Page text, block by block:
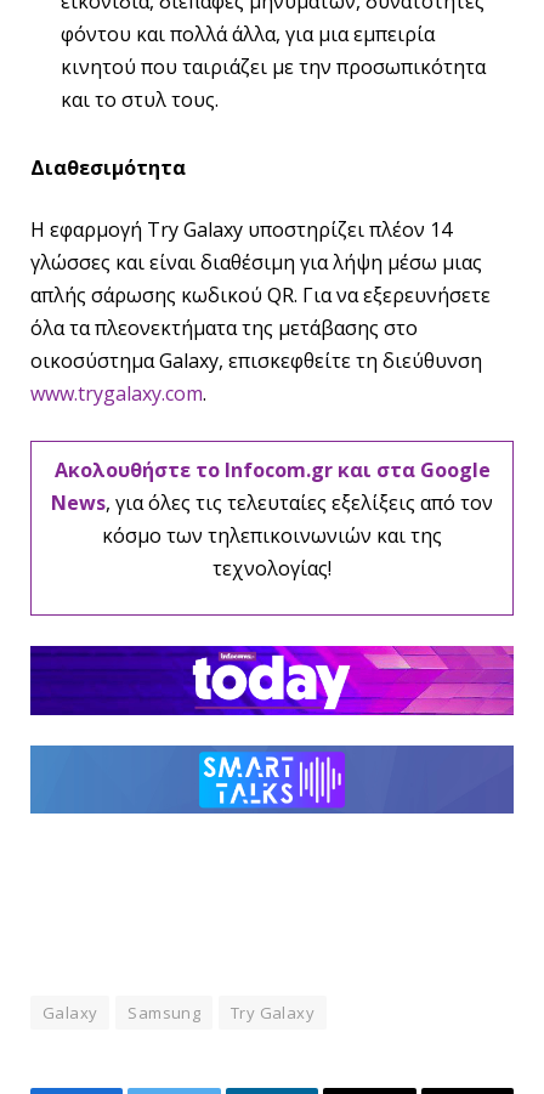
φόντου και πολλά άλλα, για μια εμπειρία
κινητού που ταιριάζει με την προσωπικότητα
και το στυλ τους.
Διαθεσιμότητα
Η εφαρμογή Try Galaxy υποστηρίζει πλέον 14
γλώσσες και είναι διαθέσιμη για λήψη μέσω μιας
απλής σάρωσης κωδικού QR. Για να εξερευνήσετε
όλα τα πλεονεκτήματα της μετάβασης στο
οικοσύστημα Galaxy, επισκεφθείτε τη διεύθυνση
www.trygalaxy.com.
Ακολουθήστε το Infocom.gr και στα Google
News, για όλες τις τελευταίες εξελίξεις από τον
κόσμο των τηλεπικοινωνιών και της
τεχνολογίας!
Galaxy Samsung Try Galaxy